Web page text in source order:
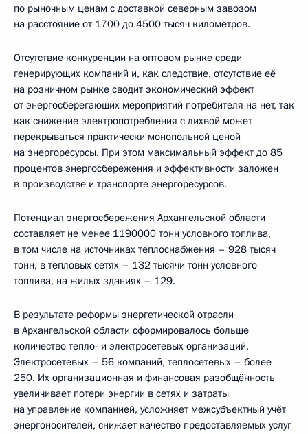
по рыночным ценам с доставкой северным завозом
на расстояние от 1700 до 4500 тысяч километров.
Отсутствие конкуренции на оптовом рынке среди
генерирующих компаний и, как следствие, отсутствие её
на розничном рынке сводит экономический эффект
от энергосберегающих мероприятий потребителя на нет, так
как снижение электропотребления с лихвой может
перекрываться практически монопольной ценой
на энергоресурсы. При этом максимальный эффект до 85
процентов энергосбережения и эффективности заложен
в производстве и транспорте энергоресурсов.
Потенциал энергосбережения Архангельской области
составляет не менее 1190000 тонн условного топлива,
в том числе на источниках теплоснабжения – 928 тысяч
тонн, в тепловых сетях – 132 тысячи тонн условного
топлива, на жилых зданиях – 129.
В результате реформы энергетической отрасли
в Архангельской области сформировалось больше
количество тепло- и электросетевых организаций.
Электросетевых – 56 компаний, теплосетевых – более
250. Их организационная и финансовая разобщённость
увеличивает потери энергии в сетях и затраты
на управление компанией, усложняет межсубъектный учёт
энергоносителей, снижает качество предоставляемых услуг